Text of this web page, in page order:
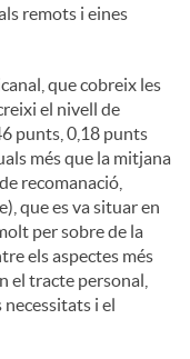
remots i eines
que cobreix les
el nivell de
punts, 0,18 punts
més que la mitjana
recomanació,
que es va situar en
per sobre de la
els aspectes més
el tracte personal,
necessitats i el